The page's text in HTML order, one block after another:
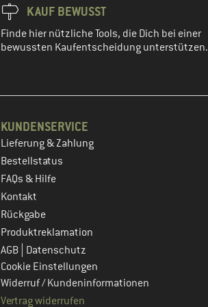
KAUF BEWUSST
Finde hier nützliche Tools, die Dich bei einer
bewussten Kaufentscheidung unterstützen.
KUNDENSERVICE
Lieferung & Zahlung
Bestellstatus
FAQs & Hilfe
Kontakt
Rückgabe
Produktreklamation
AGB Datenschutz
Cookie Einstellungen
Widerruf / Kundeninformationen
Vertrag widerrufen